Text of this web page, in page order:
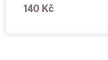
140 Kč